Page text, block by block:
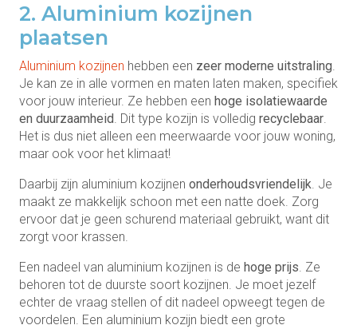
2. Aluminium kozijnen
plaatsen
Aluminium kozijnen hebben een zeer moderne uitstraling.
Je kan ze in alle vormen en maten laten maken, specifiek
voor jouw interieur. Ze hebben een hoge isolatiewaarde
en duurzaamheid. Dit type kozijn is volledig recyclebaar.
Het is dus niet alleen een meerwaarde voor jouw woning,
maar ook voor het klimaat!
Daarbij zijn aluminium kozijnen onderhoudsvriendelijk. Je
maakt ze makkelijk schoon met een natte doek. Zorg
ervoor dat je geen schurend materiaal gebruikt, want dit
zorgt voor krassen.
Een nadeel van aluminium kozijnen is de hoge prijs. Ze
behoren tot de duurste soort kozijnen. Je moet jezelf
echter de vraag stellen of dit nadeel opweegt tegen de
voordelen. Een aluminium kozijn biedt een grote